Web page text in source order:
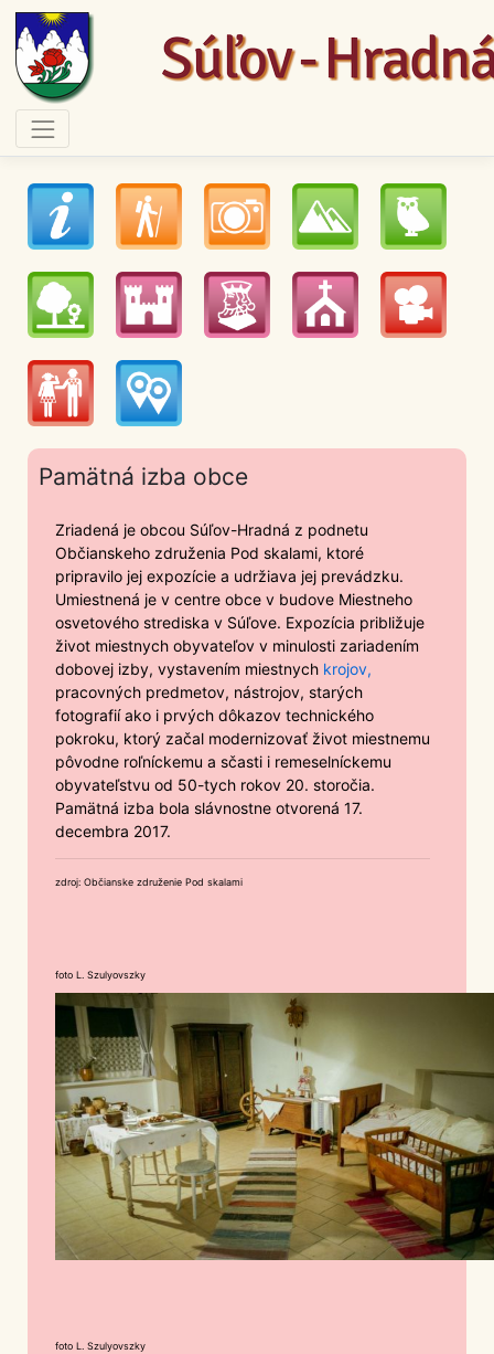
Pamätná izba obce
Zriadená je obcou Súľov-Hradná z podnetu
Občianskeho združenia Pod skalami, ktoré
pripravilo jej expozície a udržiava jej prevádzku.
Umiestnená je v centre obce v budove Miestneho
osvetového strediska v Súľove. Expozícia približuje
život miestnych obyvateľov v minulosti zariadením
dobovej izby, vystavením miestnych krojov,
pracovných predmetov, nástrojov, starých
fotografií ako i prvých dôkazov technického
pokroku, ktorý začal modernizovať život miestnemu
pôvodne roľníckemu a sčasti i remeselníckemu
obyvateľstvu od 50-tych rokov 20. storočia.
Pamätná izba bola slávnostne otvorená 17.
decembra 2017.
zdroj: Občianske združenie Pod skalami
foto L. Szulyovszky
foto L. Szulyovszky